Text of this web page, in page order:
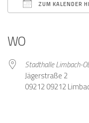
ZUM KALENDER
WO
Stadthalle Limbach-
Jägerstraße 2
09212 09212